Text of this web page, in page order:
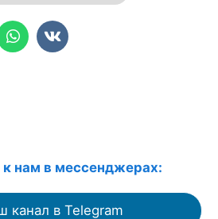
нам в мессенджерах:
канал в Telegram